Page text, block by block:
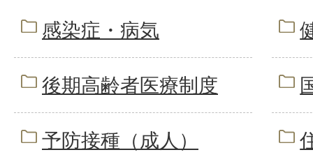
感染症・病気
後期高齢者医療制度
予防接種（成人）